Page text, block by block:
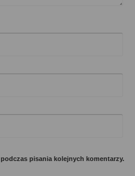
pisania kolejnych komentarzy.